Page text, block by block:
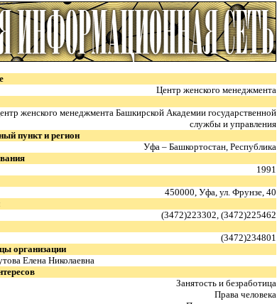
Центр женского менеджмента
женского менеджмента Башкирской Академии государственной
службы и управления
пункт и регион
Уфа – Башкортостан, Республика
1991
450000, Уфа, ул. Фрунзе, 40
(3472)223302, (3472)225462
(3472)234801
организации
Елена Николаевна
Занятость и безработица
Права человека